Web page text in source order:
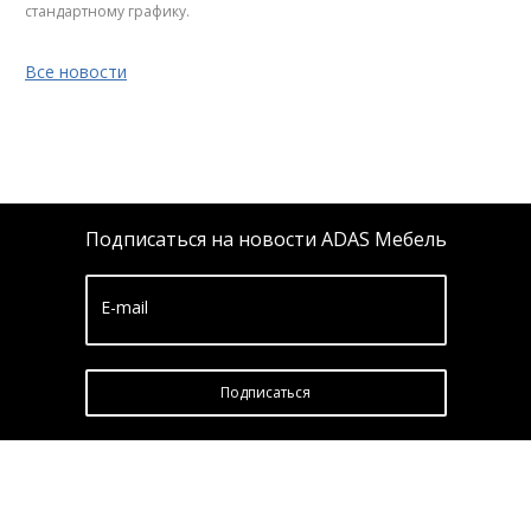
стандартному графику.
Все новости
Подписаться на новости ADAS Мебель
E-mail
Подписатьcя